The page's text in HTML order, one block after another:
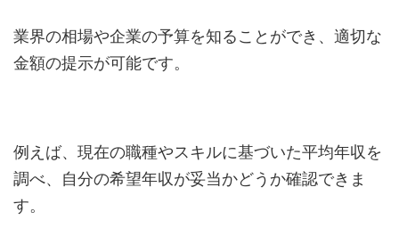
業界の相場や企業の予算を知ることができ、適切な
金額の提示が可能です。
例えば、現在の職種やスキルに基づいた平均年収を
調べ、自分の希望年収が妥当かどうか確認できま
す。